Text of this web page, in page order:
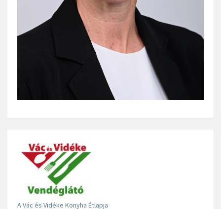
A Vác és Vidéke Konyha Étlapja